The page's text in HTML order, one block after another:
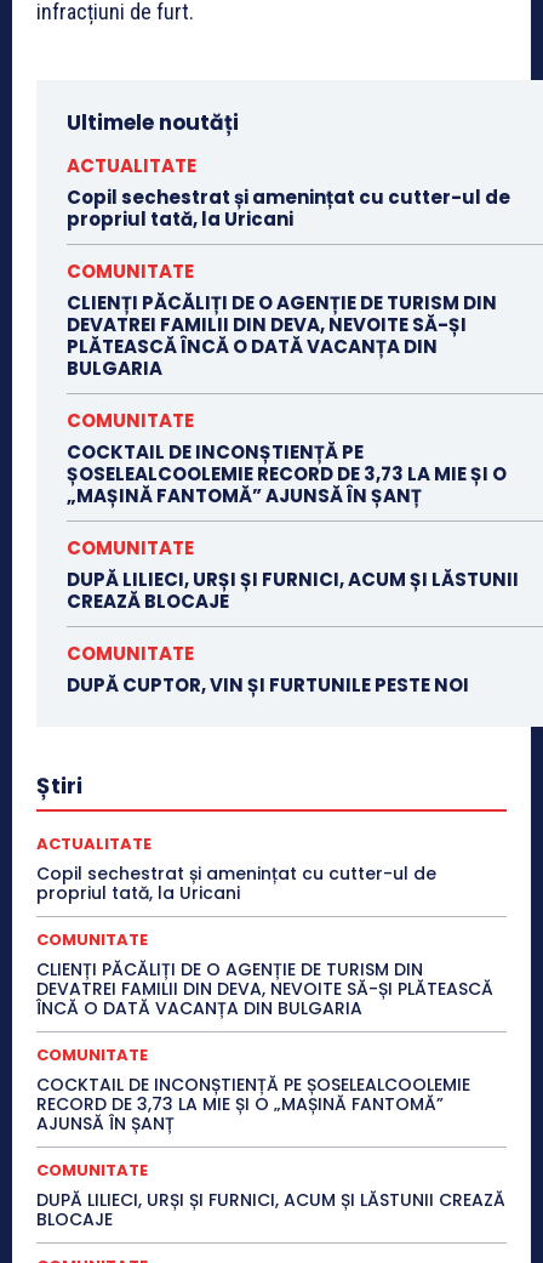
infracțiuni de furt.
Ultimele noutăți
ACTUALITATE
Copil sechestrat și amenințat cu cutter-ul de
propriul tată, la Uricani
COMUNITATE
CLIENȚI PĂCĂLIȚI DE O AGENȚIE DE TURISM DIN
DEVATREI FAMILII DIN DEVA, NEVOITE SĂ-ȘI
PLĂTEASCĂ ÎNCĂ O DATĂ VACANȚA DIN
BULGARIA
COMUNITATE
COCKTAIL DE INCONȘTIENȚĂ PE
ȘOSELEALCOOLEMIE RECORD DE 3,73 LA MIE ȘI O
„MAȘINĂ FANTOMĂ” AJUNSĂ ÎN ȘANȚ
COMUNITATE
DUPĂ LILIECI, URȘI ȘI FURNICI, ACUM ȘI LĂSTUNII
CREAZĂ BLOCAJE
COMUNITATE
DUPĂ CUPTOR, VIN ȘI FURTUNILE PESTE NOI
Știri
ACTUALITATE
Copil sechestrat și amenințat cu cutter-ul de
propriul tată, la Uricani
COMUNITATE
CLIENȚI PĂCĂLIȚI DE O AGENȚIE DE TURISM DIN
DEVATREI FAMILII DIN DEVA, NEVOITE SĂ-ȘI PLĂTEASCĂ
ÎNCĂ O DATĂ VACANȚA DIN BULGARIA
COMUNITATE
COCKTAIL DE INCONȘTIENȚĂ PE ȘOSELEALCOOLEMIE
RECORD DE 3,73 LA MIE ȘI O „MAȘINĂ FANTOMĂ”
AJUNSĂ ÎN ȘANȚ
COMUNITATE
DUPĂ LILIECI, URȘI ȘI FURNICI, ACUM ȘI LĂSTUNII CREAZĂ
BLOCAJE